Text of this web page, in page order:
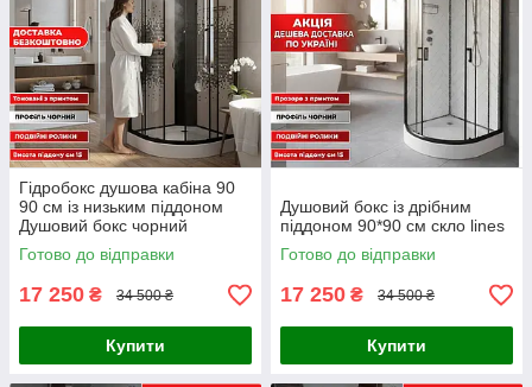
Гідробокс душова кабіна 90
90 см із низьким піддоном
Душовий бокс чорний
профіль
Готово до відправки
17 250 ₴ 34 500 ₴
Купити
Душовий бокс із дрібним
піддоном 90*90 см скло lines
Готово до відправки
17 250 ₴ 34 500 ₴
Купити